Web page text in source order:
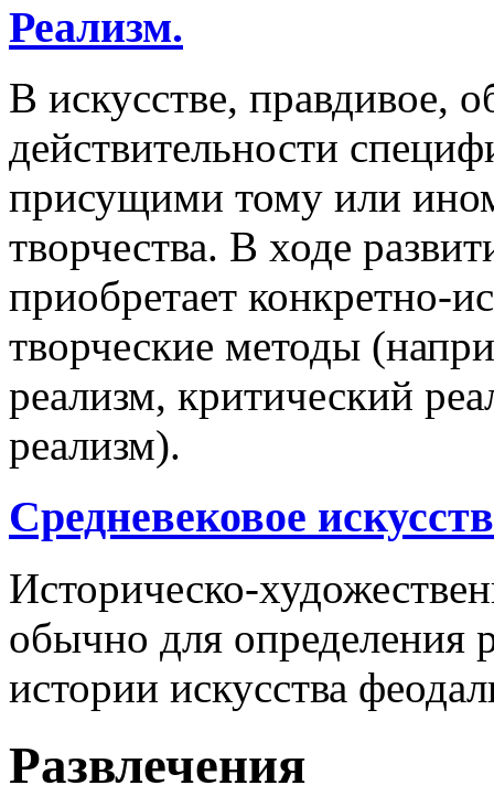
Реализм.
В искусстве, правдивое,
действительности
присущими тому или
творчества. В ходе
приобретает конкретно-
творческие методы
реализм, критический
реализм).
Средневековое
Историческо-
обычно для определения
истории искусства
Развлечения